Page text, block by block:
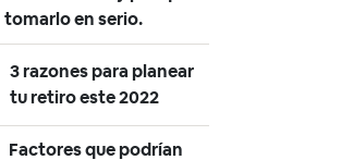
tomarlo en serio.
3 razones para planear
tu retiro este 2022
Factores que podrían